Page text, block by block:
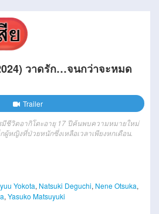
วาดรัก…จนกว่าจะหมด
Trailer
มีชีวิตอากิโตะอายุ 17 ปีค้นพบความหมายใหม่
หญิงที่ป่วยหนักซึ่งเหลือเวลาเพียงหกเดือน.
Yokota, Natsuki Deguchi, Nene Otsuka,
, Yasuko Matsuyuki